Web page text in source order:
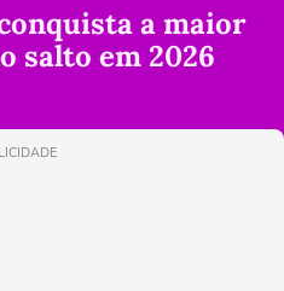
a maior
salto em 2026